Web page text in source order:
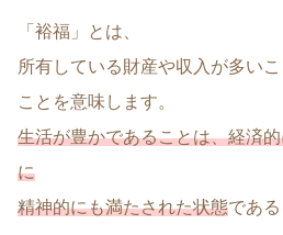
「裕福」とは、
所有している財産や収入が多い
ことを意味します。
生活が豊かであることは、経済
に
精神的にも満たされた状態である